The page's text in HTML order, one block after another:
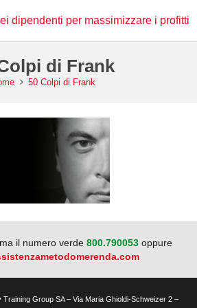
dipendenti per massimizzare i profitti
di Frank
50 Colpi di Frank
il numero verde 800.790053 oppure
Group SA – Via Maria Ghioldi-Schweizer 2 –